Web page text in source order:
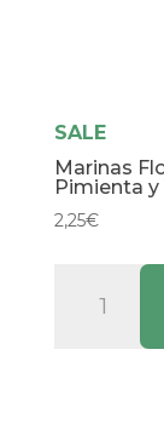
SALE
Marinas
Pimienta
2,25€